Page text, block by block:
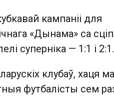
кампаніі для
«Дынама» са
суперніка — 1:1 і 2:1.
клубаў, хаця
футбалісты сем